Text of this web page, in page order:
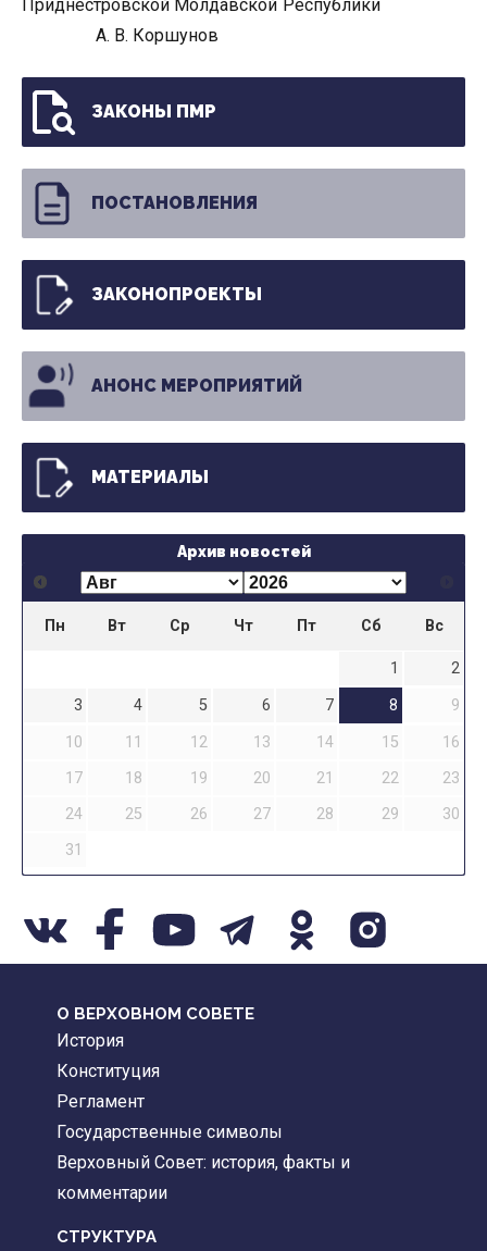
Приднестровской Молдавской Республики
А. В. Коршунов
ЗАКОНЫ ПМР
ПОСТАНОВЛЕНИЯ
ЗАКОНОПРОЕКТЫ
АНОНС МЕРОПРИЯТИЙ
МАТЕРИАЛЫ
Архив новостей
Пн Вт Ср Чт Пт Сб Вс
1
2
3
4 5 6 7 8
9
10
11 12 13 14 15
16
17
18 19 20 21 22
23
24
25 26 27 28 29
30
31
О ВЕРХОВНОМ СОВЕТЕ
История
Конституция
Регламент
Государственные символы
Верховный Совет: история, факты и
комментарии
CТРУКТУРА